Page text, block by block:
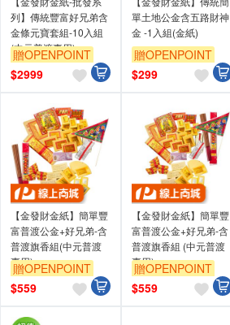
列】傳統豐富好兄弟含
金條元寶套組-10入組
(中元普渡專用)
贈OPENPOINT
$2999
單土地公金含五路財神
金 -1入組(金紙)
贈OPENPOINT
$299
【金發財金紙】簡單豐
富普渡公金+好兄弟-含
普渡旗香組(中元普渡
專用)
贈OPENPOINT
$559
【金發財金紙】簡單豐
富普渡公金+好兄弟-含
普渡旗香組 (中元普渡
專用)
贈OPENPOINT
$559